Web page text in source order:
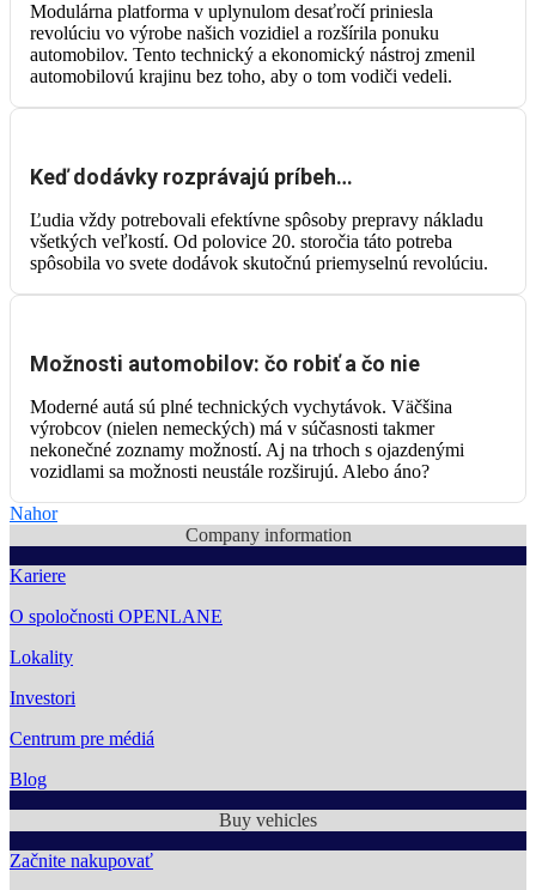
Modulárna platforma v uplynulom desaťročí priniesla
revolúciu vo výrobe našich vozidiel a rozšírila ponuku
automobilov. Tento technický a ekonomický nástroj zmenil
automobilovú krajinu bez toho, aby o tom vodiči vedeli.
Keď dodávky rozprávajú príbeh…
Ľudia vždy potrebovali efektívne spôsoby prepravy nákladu
všetkých veľkostí. Od polovice 20. storočia táto potreba
spôsobila vo svete dodávok skutočnú priemyselnú revolúciu.
Možnosti automobilov: čo robiť a čo nie
Moderné autá sú plné technických vychytávok. Väčšina
výrobcov (nielen nemeckých) má v súčasnosti takmer
nekonečné zoznamy možností. Aj na trhoch s ojazdenými
vozidlami sa možnosti neustále rozširujú. Alebo áno?
Nahor
Company information
Kariere
O spoločnosti OPENLANE
Lokality
Investori
Centrum pre médiá
Blog
Buy vehicles
Začnite nakupovať